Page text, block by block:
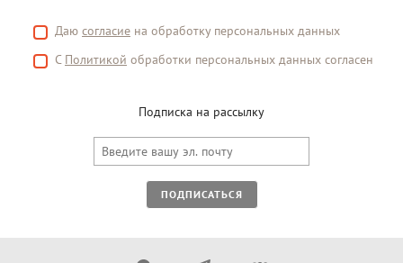
Даю согласие на обработку персональных данных
С Политикой обработки персональных данных согласен
Подписка на рассылку
ПОДПИСАТЬСЯ